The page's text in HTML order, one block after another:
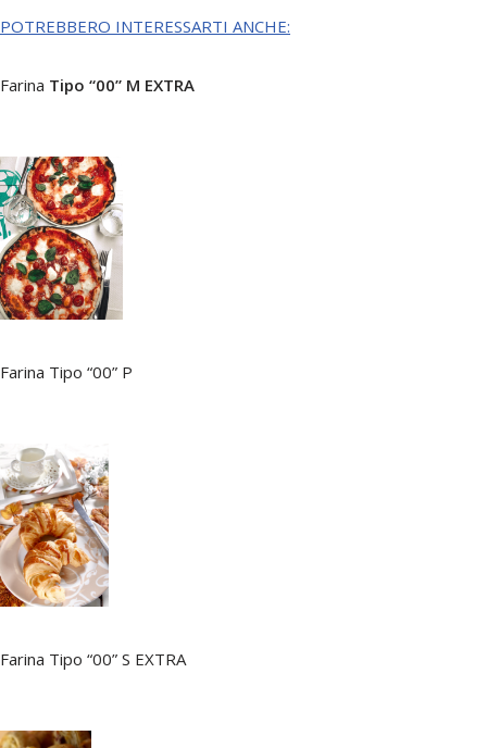
POTREBBERO INTERESSARTI ANCHE:
Farina Tipo “00” M EXTRA
Farina Tipo “00” P
Farina Tipo “00” S EXTRA